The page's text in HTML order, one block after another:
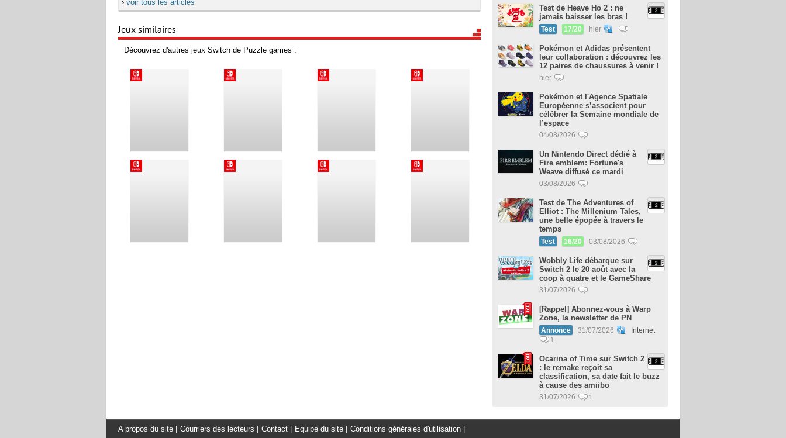
› voir tous les articles
Jeux similaires
Découvrez d'autres jeux Switch de Puzzle games :
Test de Heave Ho 2 : ne
jamais baisser les bras !
Test 17/20 hier
Pokémon et Adidas présentent
leur collaboration : découvrez les
12 paires de chaussures à venir !
hier
Pokémon et l'Agence Spatiale
Européenne s’associent pour
célébrer la Semaine mondiale de
l’espace
04/08/2026
Un Nintendo Direct dédié à
Fire emblem: Fortune's
Weave diffusé ce mardi
03/08/2026
Test de The Adventures of
Elliot : The Millenium Tales,
une belle épopée à travers le
temps
Test 16/20 03/08/2026
Wobbly Life débarque sur
Switch 2 le 20 août avec la
coop à quatre et le GameShare
31/07/2026
[Rappel] Abonnez-vous à Warp
Zone, la newsletter de PN
Annonce 31/07/2026 Internet
1
Ocarina of Time sur Switch 2
: le remake reçoit sa
classification, sa date fait le buzz
à cause des amiibo
31/07/2026 1
A propos du site Courriers des lecteurs Contact Equipe du site Conditions générales d'utilisation